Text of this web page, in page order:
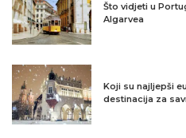
Što vidjeti u
Algarvea
Koji su najljepši
destinacija za